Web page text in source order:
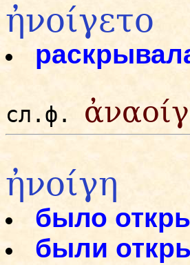
ἠνοίγετο
сл.ф.
ἠνοίγη
было
были